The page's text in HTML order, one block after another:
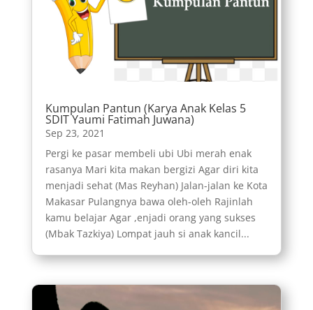
Kumpulan Pantun (Karya Anak Kelas 5
SDIT Yaumi Fatimah Juwana)
Sep 23, 2021
Pergi ke pasar membeli ubi Ubi merah enak
rasanya Mari kita makan bergizi Agar diri kita
menjadi sehat (Mas Reyhan) Jalan-jalan ke Kota
Makasar Pulangnya bawa oleh-oleh Rajinlah
kamu belajar Agar ,enjadi orang yang sukses
(Mbak Tazkiya) Lompat jauh si anak kancil...